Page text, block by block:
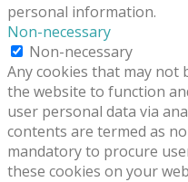
personal information.
Non-necessary
Non-necessary
Any cookies that may not
the website to function
user personal data via
contents are termed as
mandatory to procure
these cookies on your